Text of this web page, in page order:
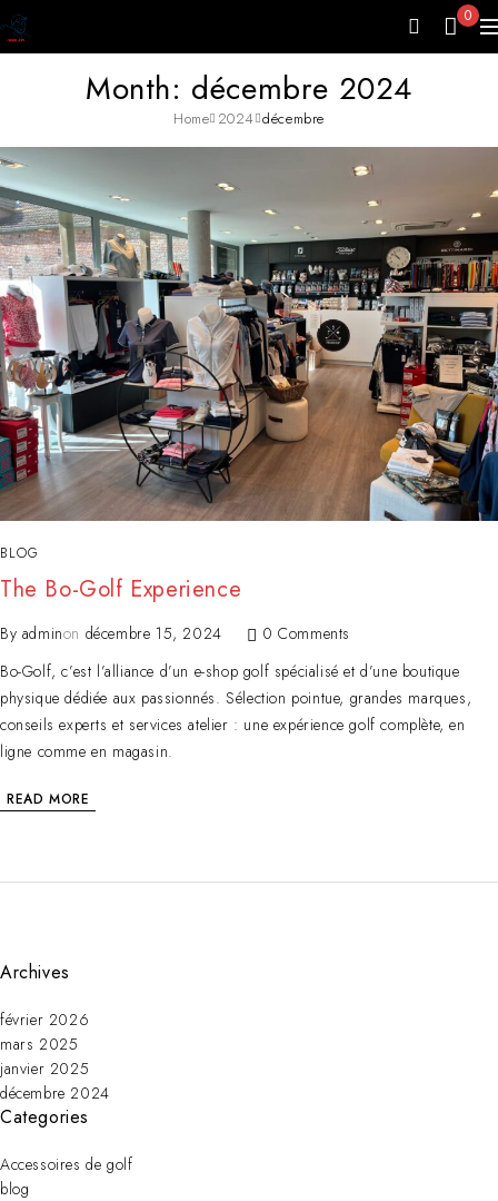
0
Month: décembre 2024
Home 2024 décembre
BLOG
The Bo-Golf Experience
By adminon décembre 15, 2024
0 Comments
Bo-Golf, c’est l’alliance d’un e-shop golf spécialisé et d’une boutique
physique dédiée aux passionnés. Sélection pointue, grandes marques,
conseils experts et services atelier : une expérience golf complète, en
ligne comme en magasin.
READ MORE
Archives
février 2026
mars 2025
janvier 2025
décembre 2024
Categories
Accessoires de golf
blog